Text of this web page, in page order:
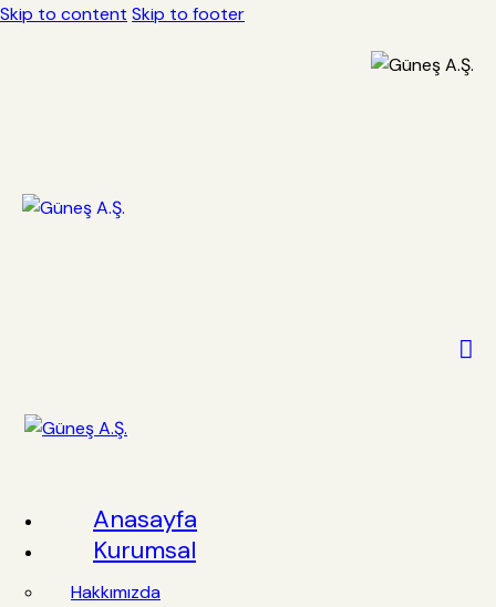
Skip to content Skip to footer
Anasayfa
Kurumsal
Hakkımızda